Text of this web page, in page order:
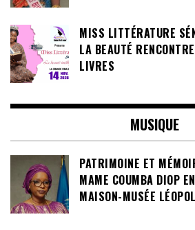
MISS LITTÉRATURE
LA BEAUTÉ
LIVRES
MUSIQUE
PATRIMOINE ET
MAME COUMBA DIOP
MAISON-MUSÉE